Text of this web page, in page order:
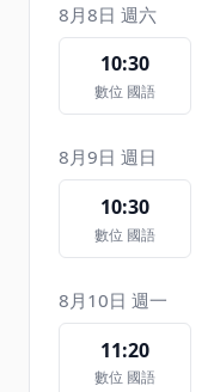
8月8日 週六
10:30
數位 國語
8月9日 週日
10:30
數位 國語
8月10日 週一
11:20
數位 國語